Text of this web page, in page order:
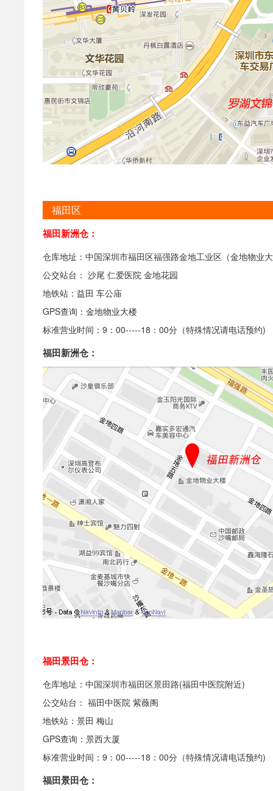
福田区
福田新洲仓：
仓库地址：中国深圳市福田区福强路金地工业区（金地物业
公交站台： 沙尾 仁爱医院 金地花园
地铁站：益田 车公庙
GPS查询：金地物业大楼
标准营业时间：9：00-----18：00分（特殊情况请电话预约)
福田新洲仓：
福田景田仓：
仓库地址：中国深圳市福田区景田路(福田中医院附近)
公交站台： 福田中医院 紫薇阁
地铁站：景田 梅山
GPS查询：景西大厦
标准营业时间：9：00-----18：00分（特殊情况请电话预约)
福田景田仓：